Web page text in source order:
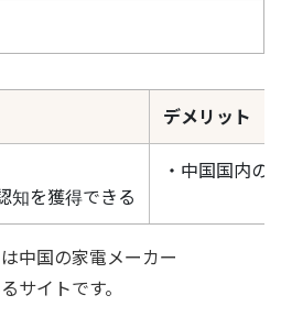
デメリット
知を獲得できる
・中国国内の
は中国の家電メーカー
サイトです。